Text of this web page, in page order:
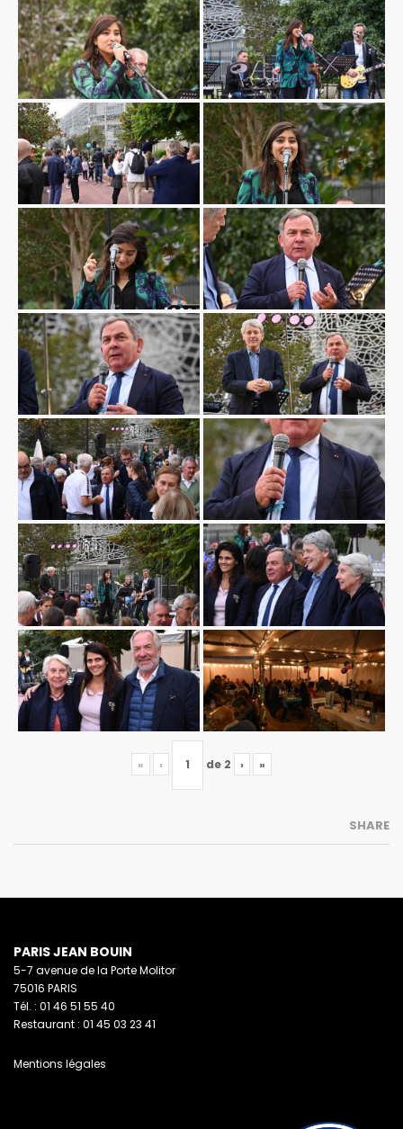
« ‹ de 2 › »
SHARE
PARIS JEAN BOUIN
5-7 avenue de la Porte Molitor
75016 PARIS
Tél. : 01 46 51 55 40
Restaurant : 01 45 03 23 41
Mentions légales